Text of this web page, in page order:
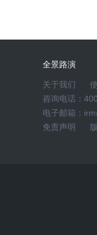
全景路演
关于我们
咨询电话：
电子邮箱：
免责声明